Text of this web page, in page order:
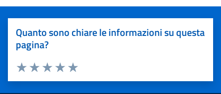
Quanto sono chiare le informazioni su questa
pagina?
Valuta 5 stelle su 5
Valuta 4 stelle su 5
Valuta 3 stelle su 5
Valuta 2 stelle su 5
Valuta 1 stelle su 5